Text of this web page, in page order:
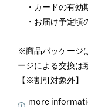
・カードの有効
・お届け予定頃
※商品パッケージ
ージによる交換は
【※割引対象外】
more